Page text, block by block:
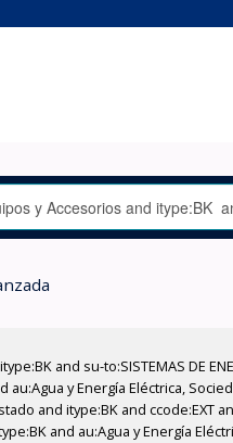
and su-to:SISTEMAS DE
y Energía Eléctrica,
and itype:BK and ccode:EXT
and au:Agua y Energía